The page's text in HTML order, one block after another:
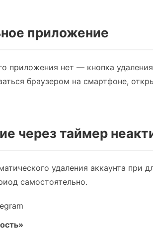
приложение
приложения нет — кнопка
браузером на смартфоне,
через таймер
удаления аккаунта при
самостоятельно.